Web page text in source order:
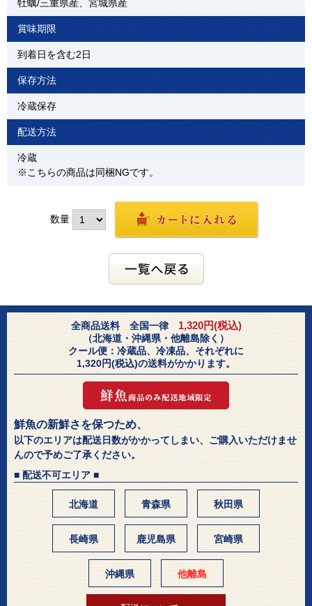
牡蠣/三重県産、宮城県産
賞味期限
到着日を含む2日
保存方法
冷蔵保存
配送方法
冷蔵
※こちらの商品は同梱NGです。
数量
全商品送料 全国一律 1,320円(税込)
（北海道・沖縄県・他離島除く）
クール便：冷蔵品、冷凍品、それぞれに
1,320円(税込)の送料がかかります。
鮮魚の新鮮さを保つため、
以下のエリアは配送日数がかかってしまい、ご購入いただけませ
んので予めご了承ください。
■ 配送不可エリア ■
北海道 青森県 秋田県
長崎県 鹿児島県 宮崎県
沖縄県 他離島